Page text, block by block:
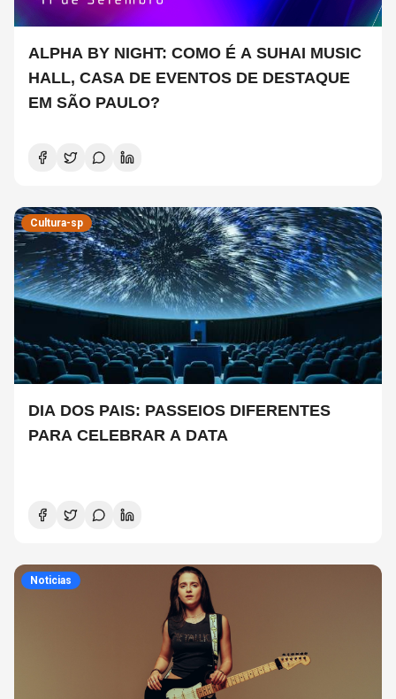
ALPHA BY NIGHT: COMO É A SUHAI MUSIC
HALL, CASA DE EVENTOS DE DESTAQUE
EM SÃO PAULO?
Cultura-sp
DIA DOS PAIS: PASSEIOS DIFERENTES
PARA CELEBRAR A DATA
Noticias